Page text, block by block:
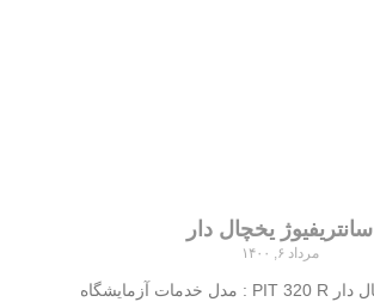
سانتریفیوژ یخچال دار
مرداد ۶, ۱۴۰۰
سانتریفیوژ یخچال دار PIT 320 R : مدل خدمات آزمایشگاه